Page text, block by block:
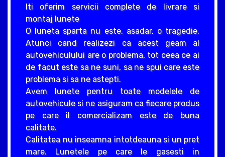
Iti oferim servicii complete de livrare si
montaj lunete
O luneta sparta nu este, asadar, o tragedie.
Atunci cand realizezi ca acest geam al
autovehiculului are o problema, tot ceea ce ai
de facut este sa ne suni, sa ne spui care este
problema si sa ne astepti.
Avem lunete pentru toate modelele de
autovehicule si ne asiguram ca fiecare produs
pe care il comercializam este de buna
calitate.
Calitatea nu inseamna intotdeauna si un pret
mare. Lunetele pe care le gasesti in